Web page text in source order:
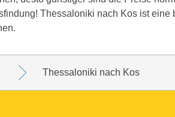
Thessaloniki nach Kos ist
Thessaloniki nach Kos